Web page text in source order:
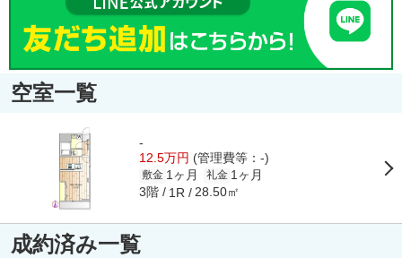
空室一覧
-
12.5万円 (管理費等：-)
敷金 1ヶ月 礼金 1ヶ月
3階 1R 28.50㎡
成約済み一覧